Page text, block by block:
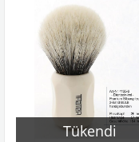
Tükendi